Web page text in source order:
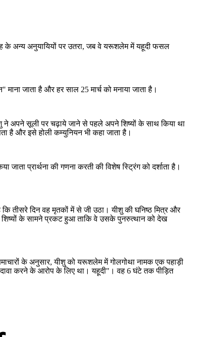
के अन्य अनुयायियों पर उतरा, जब वे यरूशलेम में यहूदी फसल
जाता है और हर साल 25 मार्च को मनाया जाता है।
ने अपने सूली पर चढ़ाये जाने से पहले अपने शिष्यों के साथ किया था
है और इसे होली कम्युनियन भी कहा जाता है।
प्रार्थना की गणना करती की विशेष स्ट्रिंग को दर्शाता है।
तीसरे दिन वह मृतकों में से जी उठा। यीशु की घनिष्ठ मित्र और
शिष्यों के सामने प्रकट हुआ ताकि वे उसके पुनरुत्थान को देख
के अनुसार, यीशु को यरूशलेम में गोलगोथा नामक एक पहाड़ी
दावा करने के आरोप के लिए था। यहूदी"। वह 6 घंटे तक पीड़ित